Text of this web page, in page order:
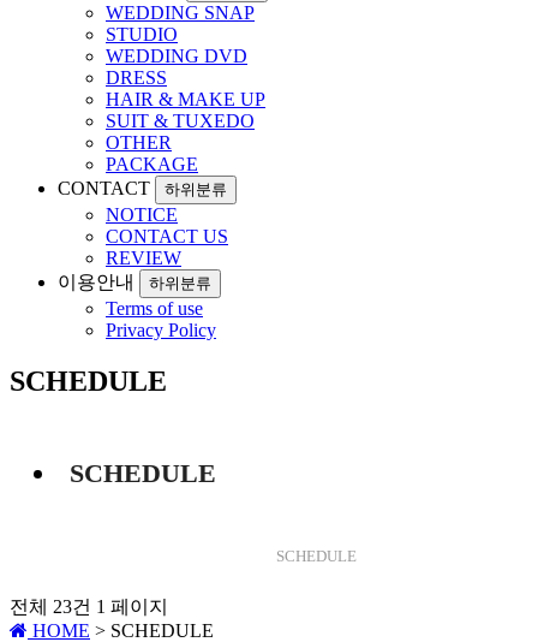
WEDDING SNAP
STUDIO
WEDDING DVD
DRESS
HAIR & MAKE UP
SUIT & TUXEDO
OTHER
PACKAGE
CONTACT
하위분류
NOTICE
CONTACT US
REVIEW
이용안내
하위분류
Terms of use
Privacy Policy
SCHEDULE
SCHEDULE
SCHEDULE
전체 23건 1 페이지
HOME > SCHEDULE